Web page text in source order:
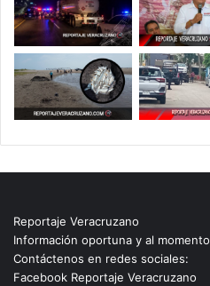
Reportaje Veracruzano
Información oportuna y al momento
Contáctenos en redes sociales:
Facebook Reportaje Veracruzano